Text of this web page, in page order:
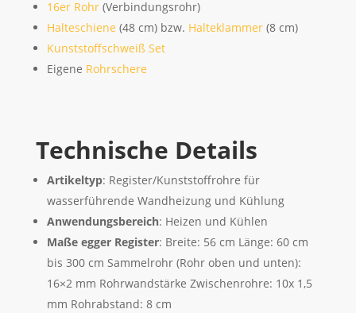
16er Rohr(Verbindungsrohr)
Halteschiene (48 cm) bzw. Halteklammer(8 cm)
Kunststoffschweiß Set
Eigene Rohrschere
Technische Details
Artikeltyp: Register/Kunststoffrohre für
wasserführende Wandheizung und Kühlung
Anwendungsbereich: Heizen und Kühlen
Maße egger Register: Breite: 56 cm Länge: 60 cm
bis 300 cm Sammelrohr (Rohr oben und unten):
16×2 mm Rohrwandstärke Zwischenrohre: 10x 1,5
mm Rohrabstand: 8 cm